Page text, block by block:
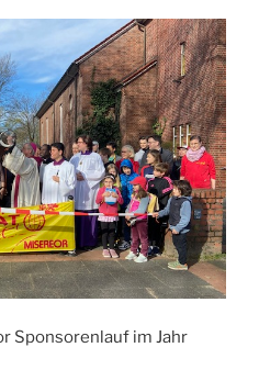
Sponsorenlauf im Jahr